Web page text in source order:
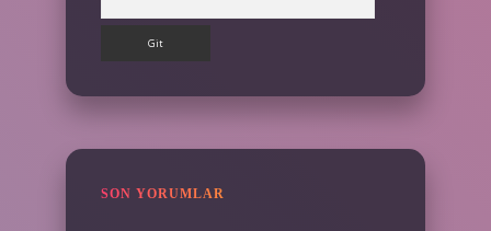
SON YORUMLAR